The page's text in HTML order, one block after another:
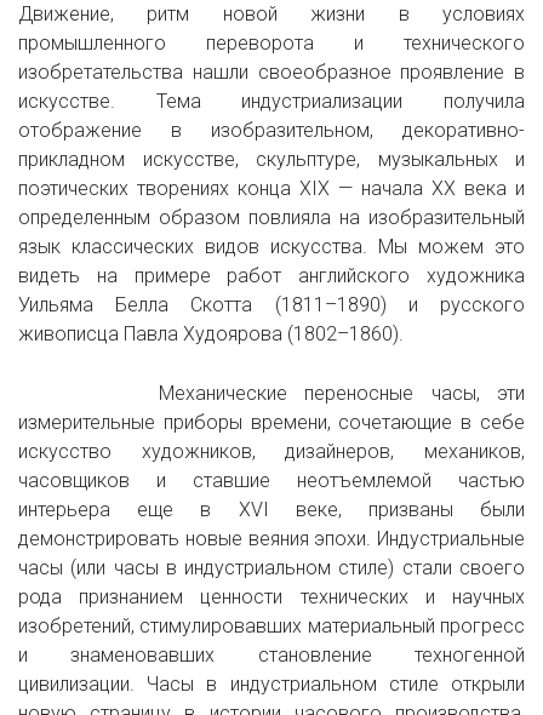
Движение, ритм новой жизни в условиях
промышленного переворота и технического
изобретательства нашли своеобразное проявление в
искусстве. Тема индустриализации получила
отображение в изобразительном, декоративно-
прикладном искусстве, скульптуре, музыкальных и
поэтических творениях конца XIX — начала XX века и
определенным образом повлияла на изобразительный
язык классических видов искусства. Мы можем это
видеть на примере работ английского художника
Уильяма Белла Скотта (1811–1890) и русского
живописца Павла Худоярова (1802–1860).
Механические переносные часы, эти
измерительные приборы времени, сочетающие в себе
искусство художников, дизайнеров, механиков,
часовщиков и ставшие неотъемлемой частью
интерьера еще в XVI веке, призваны были
демонстрировать новые веяния эпохи. Индустриальные
часы (или часы в индустриальном стиле) стали своего
рода признанием ценности технических и научных
изобретений, стимулировавших материальный прогресс
и знаменовавших становление техногенной
цивилизации. Часы в индустриальном стиле открыли